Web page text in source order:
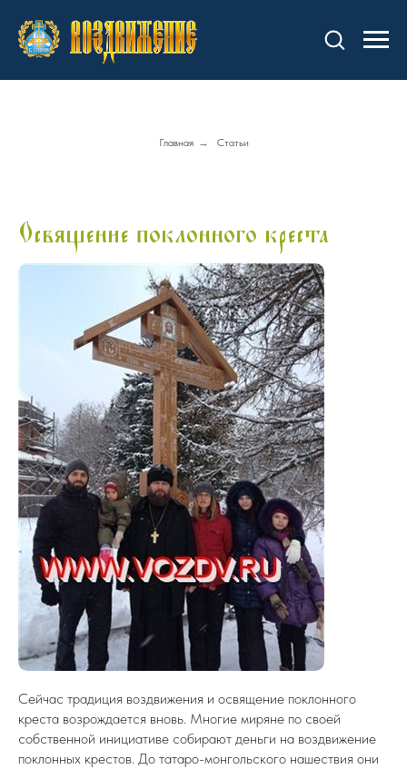
Главная → Статьи
Освящение поклонного креста
Сейчас традиция воздвижения и освящение поклонного
креста возрождается вновь. Многие миряне по своей
собственной инициативе собирают деньги на воздвижение
поклонных крестов. До татаро-монгольского нашествия они